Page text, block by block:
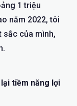
1 triệu
năm 2022, tôi
sắc của mình,
tiềm năng lợi